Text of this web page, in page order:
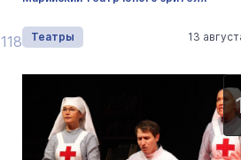
118
Театры 13